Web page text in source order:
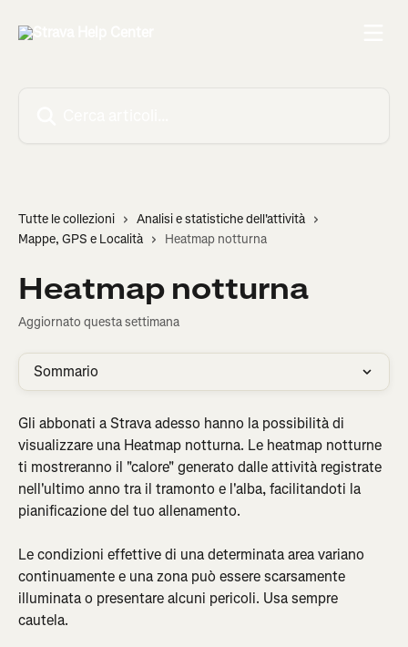
Tutte le collezioni
Analisi e statistiche dell'attività
Mappe, GPS e Località
Heatmap notturna
Heatmap notturna
Aggiornato questa settimana
Sommario
Gli abbonati a Strava adesso hanno la possibilità di
visualizzare una Heatmap notturna. Le heatmap notturne
ti mostreranno il "calore" generato dalle attività registrate
nell'ultimo anno tra il tramonto e l'alba, facilitandoti la
pianificazione del tuo allenamento.
Le condizioni effettive di una determinata area variano
continuamente e una zona può essere scarsamente
illuminata o presentare alcuni pericoli. Usa sempre
cautela.